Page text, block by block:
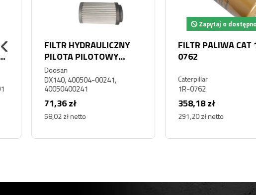
FILTR HYDRAULICZNY
PILOTA PILOTOWY
STEROWANIA DAEWOO
DOOSAN DX140
DX140, 400504-00241,
40050400241
71,36 zł
58,02 zł netto
Zapytaj o dostępność
FILTR PALIWA CAT 1R-
Caterpillar
1R-0762
358,18 zł
291,20 zł netto